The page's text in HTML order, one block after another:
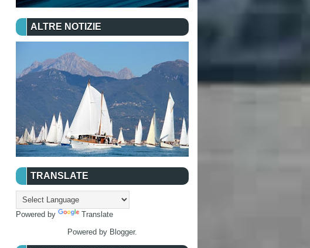
ALTRE NOTIZIE
TRANSLATE
Powered by
Translate
Powered by Blogger.